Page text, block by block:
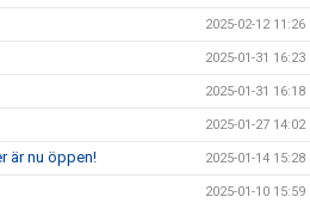
2025-02-12 11:26
2025-01-31 16:23
2025-01-31 16:18
2025-01-27 14:02
är nu öppen! 2025-01-14 15:28
2025-01-10 15:59